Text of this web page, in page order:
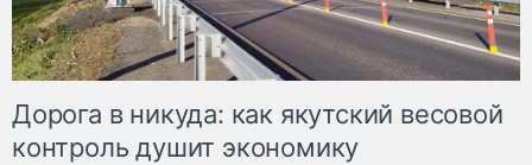
Дорога в никуда: как якутский весовой
контроль душит экономику